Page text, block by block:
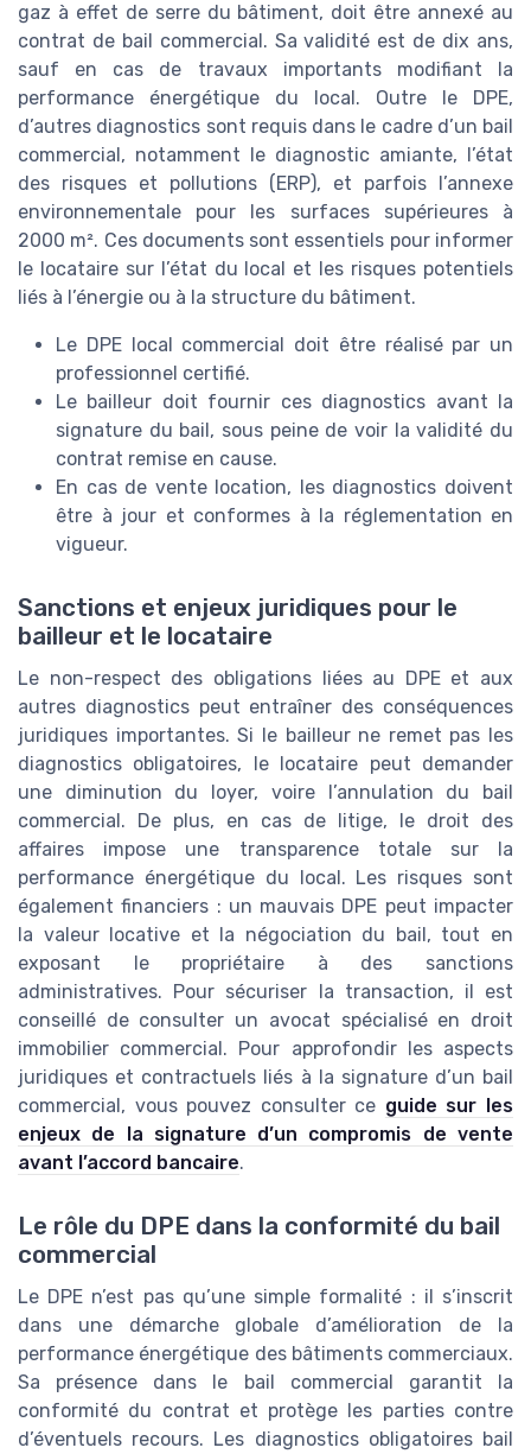
gaz à effet de serre du bâtiment, doit être annexé au
contrat de bail commercial. Sa validité est de dix ans,
sauf en cas de travaux importants modifiant la
performance énergétique du local. Outre le DPE,
d’autres diagnostics sont requis dans le cadre d’un bail
commercial, notamment le diagnostic amiante, l’état
des risques et pollutions (ERP), et parfois l’annexe
environnementale pour les surfaces supérieures à
2000 m². Ces documents sont essentiels pour informer
le locataire sur l’état du local et les risques potentiels
liés à l’énergie ou à la structure du bâtiment.
Le DPE local commercial doit être réalisé par un
professionnel certifié.
Le bailleur doit fournir ces diagnostics avant la
signature du bail, sous peine de voir la validité du
contrat remise en cause.
En cas de vente location, les diagnostics doivent
être à jour et conformes à la réglementation en
vigueur.
Sanctions et enjeux juridiques pour le
bailleur et le locataire
Le non-respect des obligations liées au DPE et aux
autres diagnostics peut entraîner des conséquences
juridiques importantes. Si le bailleur ne remet pas les
diagnostics obligatoires, le locataire peut demander
une diminution du loyer, voire l’annulation du bail
commercial. De plus, en cas de litige, le droit des
affaires impose une transparence totale sur la
performance énergétique du local. Les risques sont
également financiers : un mauvais DPE peut impacter
la valeur locative et la négociation du bail, tout en
exposant le propriétaire à des sanctions
administratives. Pour sécuriser la transaction, il est
conseillé de consulter un avocat spécialisé en droit
immobilier commercial. Pour approfondir les aspects
juridiques et contractuels liés à la signature d’un bail
commercial, vous pouvez consulter ce guide sur les
enjeux de la signature d’un compromis de vente
avant l’accord bancaire.
Le rôle du DPE dans la conformité du bail
commercial
Le DPE n’est pas qu’une simple formalité : il s’inscrit
dans une démarche globale d’amélioration de la
performance énergétique des bâtiments commerciaux.
Sa présence dans le bail commercial garantit la
conformité du contrat et protège les parties contre
d’éventuels recours. Les diagnostics obligatoires bail